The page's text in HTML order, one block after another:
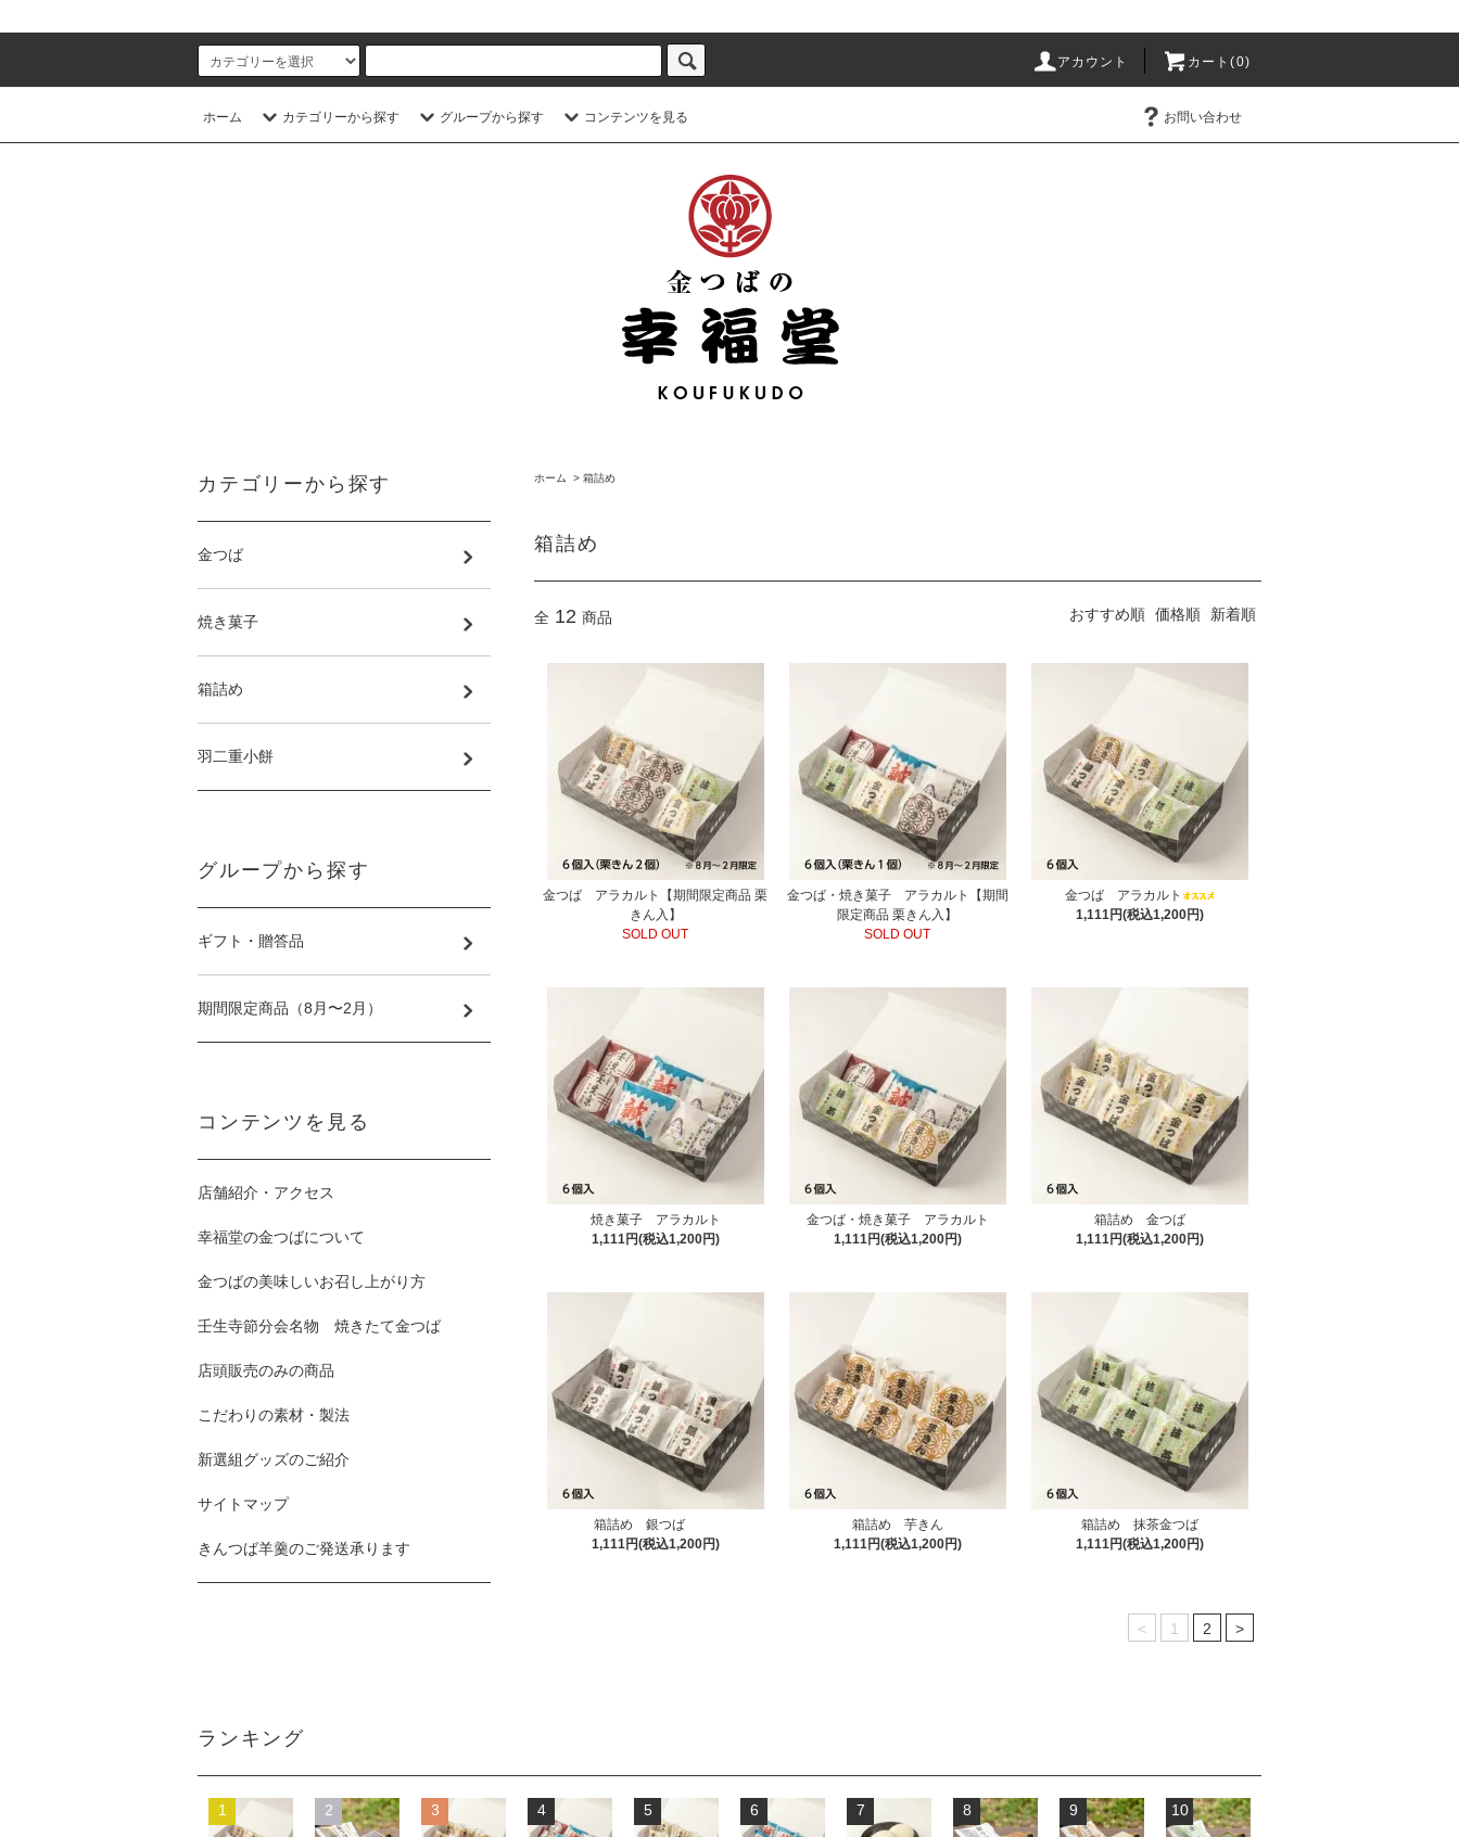
アカウント カート(0)
ホーム カテゴリーから探す グループから探す コンテンツを見る お問い合わせ
ホーム > 箱詰め
箱詰め
全 12 商品 おすすめ順 価格順 新着順
金つば アラカルト【期間限定商品 栗
きん入】
SOLD OUT
金つば・焼き菓子 アラカルト【期間
限定商品 栗きん入】
SOLD OUT
金つば アラカルト
1,111円(税込1,200円)
焼き菓子 アラカルト
1,111円(税込1,200円)
金つば・焼き菓子 アラカルト
1,111円(税込1,200円)
箱詰め 金つば
1,111円(税込1,200円)
箱詰め 銀つば
1,111円(税込1,200円)
箱詰め 芋きん
1,111円(税込1,200円)
箱詰め 抹茶金つば
1,111円(税込1,200円)
< 1 2 >
カテゴリーから探す
金つば
焼き菓子
箱詰め
羽二重小餅
グループから探す
ギフト・贈答品
期間限定商品（8月〜2月）
コンテンツを見る
店舗紹介・アクセス
幸福堂の金つばについて
金つばの美味しいお召し上がり方
壬生寺節分会名物 焼きたて金つば
店頭販売のみの商品
こだわりの素材・製法
新選組グッズのご紹介
サイトマップ
きんつば羊羹のご発送承ります
ランキング
1 2 3 4 5 6 7 8 9 10